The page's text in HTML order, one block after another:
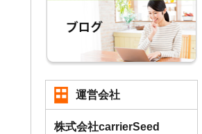
運営会社
株式会社carrierSeed